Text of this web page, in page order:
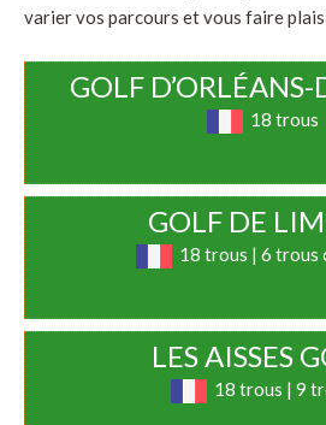
varier vos parcours et vous faire
GOLF
18 trous
GOLF DE
18 trous | 6 trous
LES AISSES
18 trous | 9